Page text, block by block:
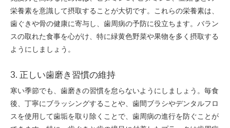
栄養素を意識して摂取することが大切です。これらの栄養素は、
歯ぐきや骨の健康に寄与し、歯周病の予防に役立ちます。バラン
スの取れた食事を心がけ、特に緑黄色野菜や果物を多く摂取する
ようにしましょう。
3. 正しい歯磨き習慣の維持
寒い季節でも、歯磨きの習慣を怠らないようにしましょう。毎食
後、丁寧にブラッシングすることや、歯間ブラシやデンタルフロ
スを使用して歯垢を取り除くことで、歯周病の進行を防ぐことが